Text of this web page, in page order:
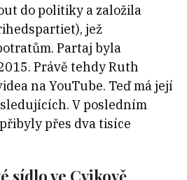
do politiky a založila
jež
Partaj byla
Právě tehdy Ruth
na YouTube. Teď má její
V posledním
přes dva tisíce
sídlo ve Cvikově